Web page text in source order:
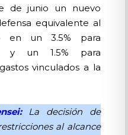
de junio un nuevo
equivalente al
en un 3.5% para
y un 1.5% para
vinculados a la
La decisión de
al alcance